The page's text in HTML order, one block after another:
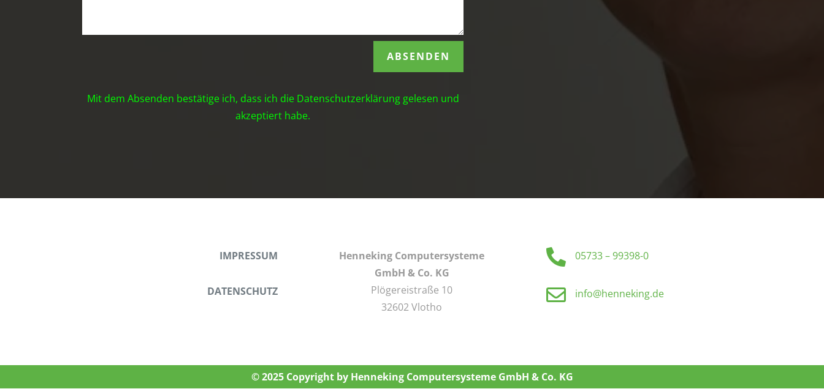
ABSENDEN
Mit dem Absenden bestätige ich, dass ich die Datenschutzerklärunggelesen und
akzeptiert habe.
IMPRESSUM
DATENSCHUTZ
Henneking Computersysteme
GmbH & Co. KG
Plögereistraße 10
32602 Vlotho
 05733 – 99398-0
 info@henneking.de
© 2025 Copyright by Henneking Computersysteme GmbH & Co. KG